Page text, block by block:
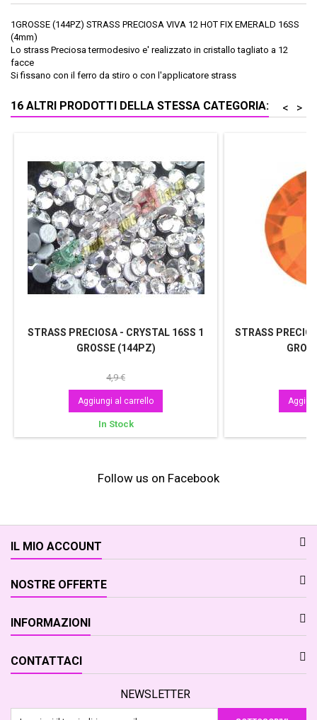
1GROSSE (144PZ) STRASS PRECIOSA VIVA 12 HOT FIX EMERALD 16SS
(4mm)
Lo strass Preciosa termodesivo e' realizzato in cristallo tagliato a 12
facce
Si fissano con il ferro da stiro o con l'applicatore strass
16 ALTRI PRODOTTI DELLA STESSA CATEGORIA: >
<
STRASS PRECIOSA - CRYSTAL 16SS 1
GROSSE (144PZ)
4,9 €
Aggiungi al carrello
In Stock
STRASS
Follow us on Facebook
IL MIO ACCOUNT
NOSTRE OFFERTE
INFORMAZIONI
CONTATTACI
NEWSLETTER